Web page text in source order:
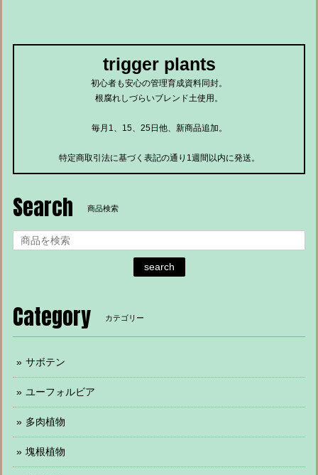
trigger plants
初心者も安心の管理育成資料同封。
根腐れしづらいブレンド土使用。
毎月1、15、25日他、新商品追加。
特定商取引法に基づく表記の通り1週間以内に発送。
Search 商品検索
search
Category カテゴリー
サボテン
ユーフォルビア
多肉植物
塊根植物